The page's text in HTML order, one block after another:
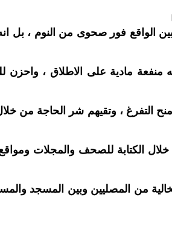
وبين الواقع فور صحوى من النوم ،
مادية على الاطلاق ، واحزن
التفرغ ، وتقيهم شر الحاجة من
الكتابة للصحف والمجلات
الخالية من المصليين وبين